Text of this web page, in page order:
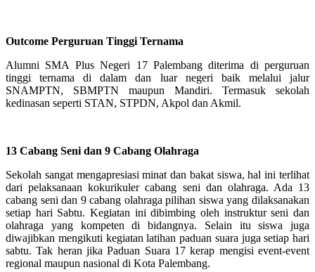
Outcome Perguruan Tinggi Ternama
Alumni SMA Plus Negeri 17 Palembang diterima di perguruan
tinggi ternama di dalam dan luar negeri baik melalui jalur
SNAMPTN, SBMPTN maupun Mandiri. Termasuk sekolah
kedinasan seperti STAN, STPDN, Akpol dan Akmil.
13 Cabang Seni dan 9 Cabang Olahraga
Sekolah sangat mengapresiasi minat dan bakat siswa, hal ini terlihat
dari pelaksanaan kokurikuler cabang seni dan olahraga. Ada 13
cabang seni dan 9 cabang olahraga pilihan siswa yang dilaksanakan
setiap hari Sabtu. Kegiatan ini dibimbing oleh instruktur seni dan
olahraga yang kompeten di bidangnya. Selain itu siswa juga
diwajibkan mengikuti kegiatan latihan paduan suara juga setiap hari
sabtu. Tak heran jika Paduan Suara 17 kerap mengisi event-event
regional maupun nasional di Kota Palembang.